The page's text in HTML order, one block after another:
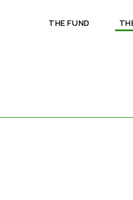
THE FUND